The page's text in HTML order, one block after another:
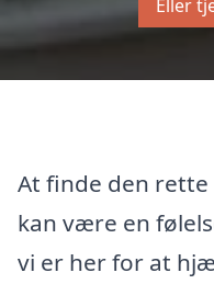
Eller
At finde den rette
kan være en
vi er her for at